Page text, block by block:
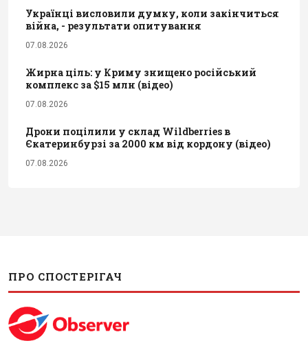
Українці висловили думку, коли закінчиться
війна, - результати опитування
07.08.2026
Жирна ціль: у Криму знищено російський
комплекс за $15 млн (відео)
07.08.2026
Дрони поцілили у склад Wildberries в
Єкатеринбурзі за 2000 км від кордону (відео)
07.08.2026
ПРО СПОСТЕРІГАЧ